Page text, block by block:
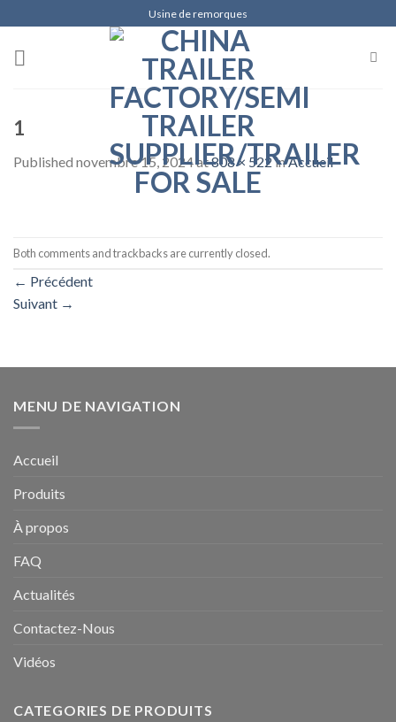
to
content
Usine de remorques
1
Published novembre 15, 2024at808 × 522inAccueil
Both comments and trackbacks are currently closed.
← Précédent
Suivant →
MENU DE NAVIGATION
Accueil
Produits
À propos
FAQ
Actualités
Contactez-Nous
Vidéos
CATEGORIES DE PRODUITS